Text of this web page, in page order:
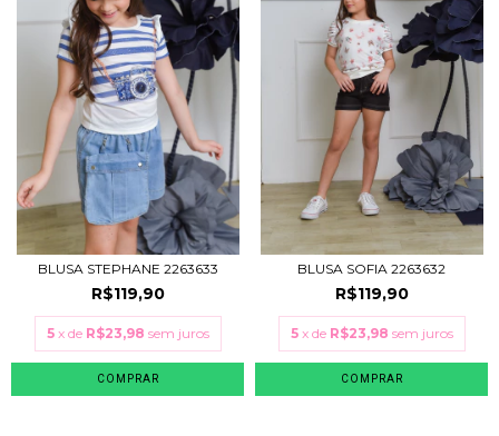
BLUSA STEPHANE 2263633
R$119,90
5 x de R$23,98 sem juros
COMPRAR
BLUSA SOFIA 2263632
R$119,90
5 x de R$23,98 sem juros
COMPRAR